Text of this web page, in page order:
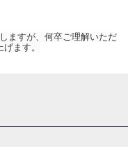
ますが、何卒ご理解いただ
ます。